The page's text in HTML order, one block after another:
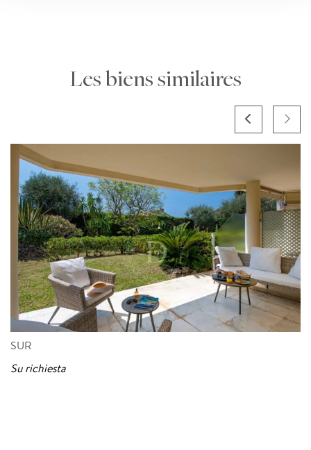
Les biens similaires
SUR
Su richiesta